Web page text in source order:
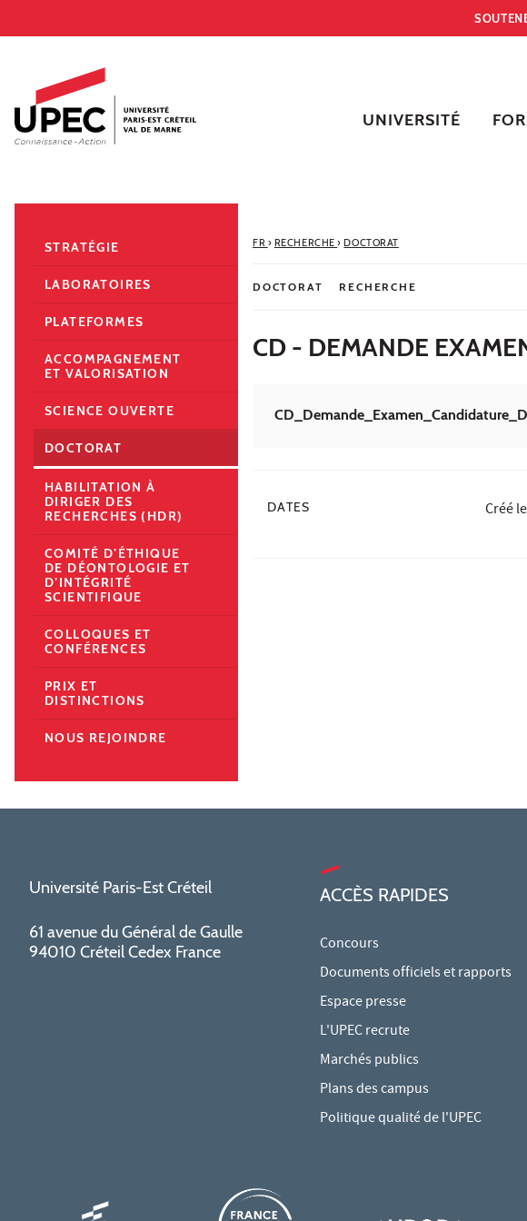
Accès directs
Recherche
Navigation secondaire
UNIVERSITÉ
FR › RECHERCHE› DOCTORAT
DOCTORAT RECHERCHE
CD - DEMANDE
DATES Créé
STRATÉGIE
LABORATOIRES
PLATEFORMES
ACCOMPAGNEMENT
ET VALORISATION
SCIENCE OUVERTE
DOCTORAT
HABILITATION À
DIRIGER DES
RECHERCHES (HDR)
COMITÉ D’ÉTHIQUE
DE DÉONTOLOGIE ET
D’INTÉGRITÉ
SCIENTIFIQUE
COLLOQUES ET
CONFÉRENCES
PRIX ET
DISTINCTIONS
NOUS REJOINDRE
Université Paris-Est Créteil
61 avenue du Général de Gaulle
94010 Créteil Cedex France
ACCÈS RAPIDES
Concours
Documents officiels et rapports
Espace presse
L'UPEC recrute
Marchés publics
Plans des campus
Politique qualité de l'UPEC